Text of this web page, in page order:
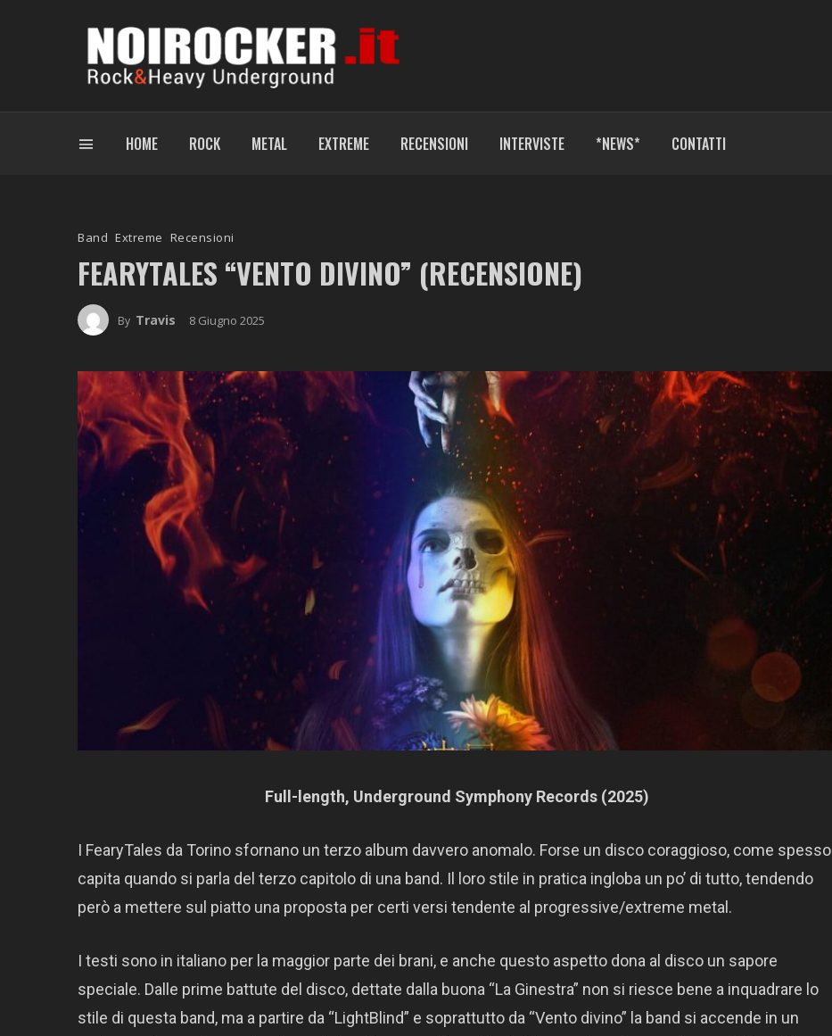
HOME ROCK METAL EXTREME RECENSIONI INTERVISTE *NEWS* CONTATTI
Band Extreme Recensioni
FEARYTALES “VENTO DIVINO” (RECENSIONE)
By Travis 8 Giugno 2025
Full-length, Underground Symphony Records (2025)
I FearyTales da Torino sfornano un terzo album davvero anomalo. Forse un disco coraggioso, come spesso
capita quando si parla del terzo capitolo di una band. Il loro stile in pratica ingloba un po’ di tutto, tendendo
però a mettere sul piatto una proposta per certi versi tendente al progressive/extreme metal.
I testi sono in italiano per la maggior parte dei brani, e anche questo aspetto dona al disco un sapore
speciale. Dalle prime battute del disco, dettate dalla buona “La Ginestra” non si riesce bene a inquadrare lo
stile di questa band, ma a partire da “LightBlind” e soprattutto da “Vento divino” la band si accende in un